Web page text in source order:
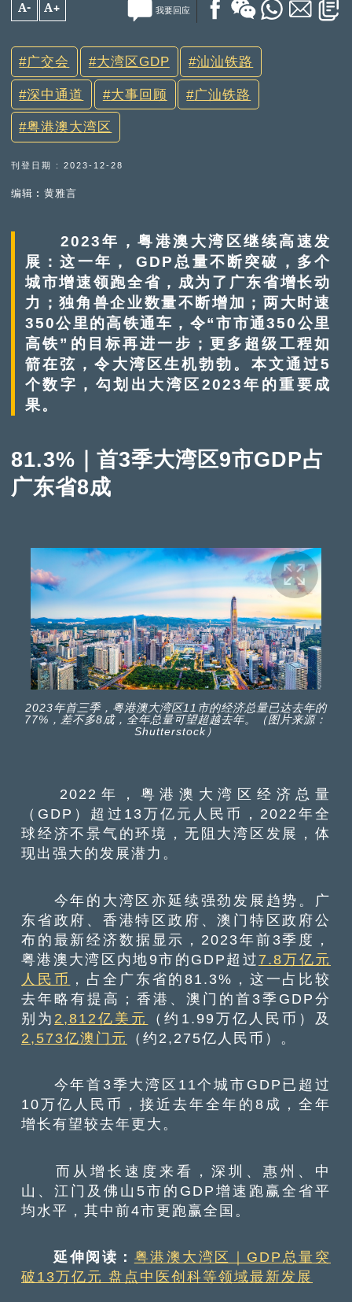
A- A+ 我要回应
广交会 大湾区GDP 汕汕铁路
深中通道 大事回顾 广汕铁路
粤港澳大湾区
刊登日期 : 2023-12-28
编辑︰黄雅言
2023年，粤港澳大湾区继续高速发
展：这一年， GDP总量不断突破，多个
城市增速领跑全省，成为了广东省增长动
力；独角兽企业数量不断增加；两大时速
350公里的高铁通车，令“市市通350公里
高铁”的目标再进一步；更多超级工程如
箭在弦，令大湾区生机勃勃。本文通过5
个数字，勾划出大湾区2023年的重要成
果。
81.3%｜首3季大湾区9市GDP占
广东省8成
2023年首三季，粤港澳大湾区11市的经济总量已达去年的
77%，差不多8成，全年总量可望超越去年。（图片来源：
Shutterstock）
2022年，粤港澳大湾区经济总量
（GDP）超过13万亿元人民币，2022年全
球经济不景气的环境，无阻大湾区发展，体
现出强大的发展潜力。
今年的大湾区亦延续强劲发展趋势。广
东省政府、香港特区政府、澳门特区政府公
布的最新经济数据显示，2023年前3季度，
粤港澳大湾区内地9市的GDP超过7.8万亿元
人民币 ，占全广东省的81.3%，这一占比较
去年略有提高；香港、澳门的首3季GDP分
别为 2,812亿美元
（约1.99万亿人民币）及
2,573亿澳门元
（约2,275亿人民币）。
今年首3季大湾区11个城市GDP已超过
10万亿人民币，接近去年全年的8成，全年
增长有望较去年更大。
而从增长速度来看，深圳、惠州、中
山、江门及佛山5市的GDP增速跑赢全省平
均水平，其中前4市更跑赢全国。
延伸阅读： 粤港澳大湾区｜GDP总量突
破13万亿元 盘点中医创科等领域最新发展